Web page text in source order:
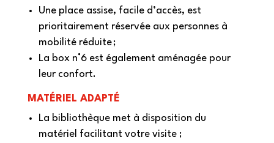
Une place assise, facile d’accès, est
prioritairement réservée aux personnes à
mobilité réduite ;
La box n°6 est également aménagée pour
leur confort.
MAT É RIEL ADAPTÉ
La bibliothèque met à disposition du
matériel facilitant votre visite ;